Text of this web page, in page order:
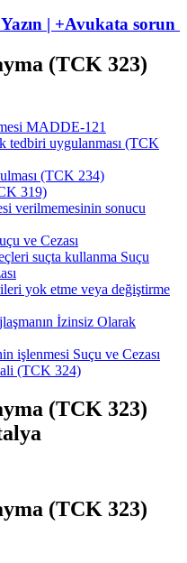
| +Avukata sorun
(TCK 323)
MADDE-121
tedbiri uygulanması (TCK
(TCK 234)
319)
verilmemesinin sonucu
ve Cezası
suçta kullanma Suçu
yok etme veya değiştirme
İzinsiz Olarak
işlenmesi Suçu ve Cezası
(TCK 324)
(TCK 323)
(TCK 323)